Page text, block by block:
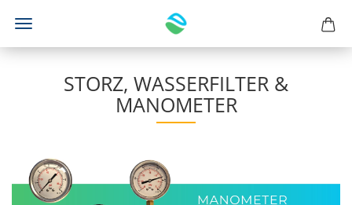
STORZ, WASSERFILTER &
MANOMETER